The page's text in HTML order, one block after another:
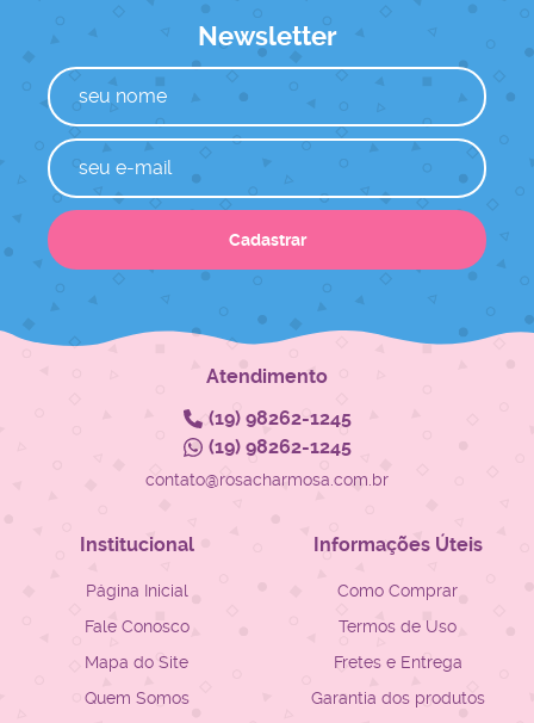
Newsletter
Cadastrar
Atendimento
(19)98262-1245
(19)98262-1245
contato@rosacharmosa.com.br
Institucional
Página Inicial
Fale Conosco
Mapa do Site
Quem Somos
Informações Úteis
Como Comprar
Termos de Uso
Fretes e Entrega
Garantia dos produtos